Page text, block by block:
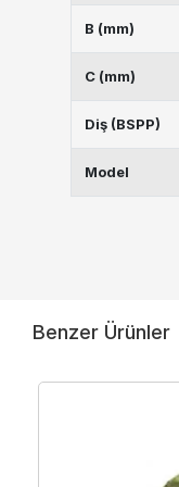
B (mm)
C (mm)
Diş (BSPP)
Model
Benzer Ürünler